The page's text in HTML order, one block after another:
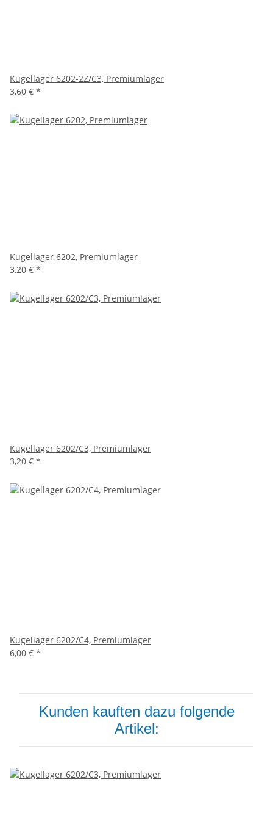
Kugellager 6202-2Z/C3, Premiumlager
3,60 € *
Kugellager 6202, Premiumlager
3,20 € *
Kugellager 6202/C3, Premiumlager
3,20 € *
Kugellager 6202/C4, Premiumlager
6,00 € *
Kunden kauften dazu folgende
Artikel: